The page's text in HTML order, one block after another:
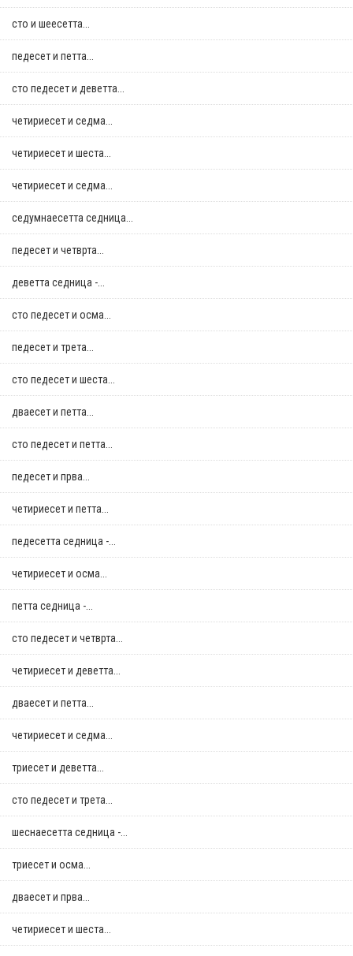
сто и шеесетта...
педесет и петта...
сто педесет и деветта...
четириесет и седма...
четириесет и шеста...
четириесет и седма...
седумнаесетта седница...
педесет и четврта...
деветта седница -...
сто педесет и осма...
педесет и трета...
сто педесет и шеста...
дваесет и петта...
сто педесет и петта...
педесет и прва...
четириесет и петта...
педесетта седница -...
четириесет и осма...
петта седница -...
сто педесет и четврта...
четириесет и деветта...
дваесет и петта...
четириесет и седма...
триесет и деветта...
сто педесет и трета...
шеснаесетта седница -...
триесет и осма...
дваесет и прва...
четириесет и шеста...